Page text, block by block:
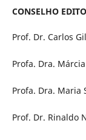
CONSELHO
Prof. Dr. Carlos
Profa. Dra.
Profa. Dra. Maria
Prof. Dr. Rinaldo